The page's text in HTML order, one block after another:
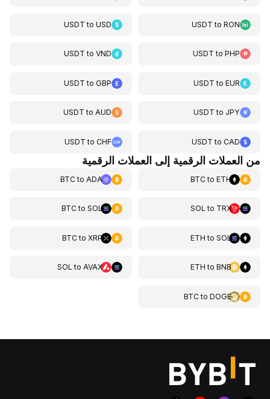
USDT toRON
USDT toUSD
USDT toPHP
USDT toVND
USDT toEUR
USDT toGBP
USDT toJPY
USDT toAUD
USDT toCAD
USDT toCHF
من العملات الرقمية إلى العملات الرقمية
BTCtoETH
BTCtoADA
SOL to TRX
BTCtoSOL
ETH toSOL
BTCtoXRP
ETH toBNB
SOL toAVAX
BTCtoDOGE